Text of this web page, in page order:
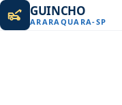
GUINCHO
ARARAQUARA-SP